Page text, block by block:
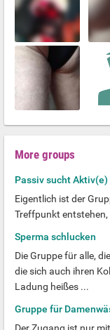
More groups
Passiv sucht Aktiv(e)
Eigentlich ist der
Treffpunkt entstehen,
Sperma schlucken
Die Gruppe für alle,
die sich auch ihren
Ladung heißes ...
Gruppe für